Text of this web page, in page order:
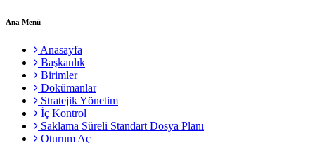
Ana Menü
Anasayfa
Başkanlık
Birimler
Dokümanlar
Stratejik Yönetim
İç Kontrol
Saklama Süreli Standart Dosya Planı
Oturum Aç